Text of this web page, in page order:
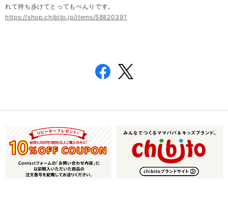
れて持ち歩けてとってもべんりです。
https://shop.chibito.jp/items/58820391